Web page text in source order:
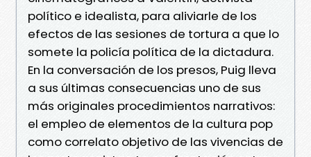
político e idealista, para aliviarle de los
efectos de las sesiones de tortura a que lo
somete la policía política de la dictadura.
En la conversación de los presos, Puig lleva
a sus últimas consecuencias uno de sus
más originales procedimientos narrativos:
el empleo de elementos de la cultura pop
como correlato objetivo de las vivencias de